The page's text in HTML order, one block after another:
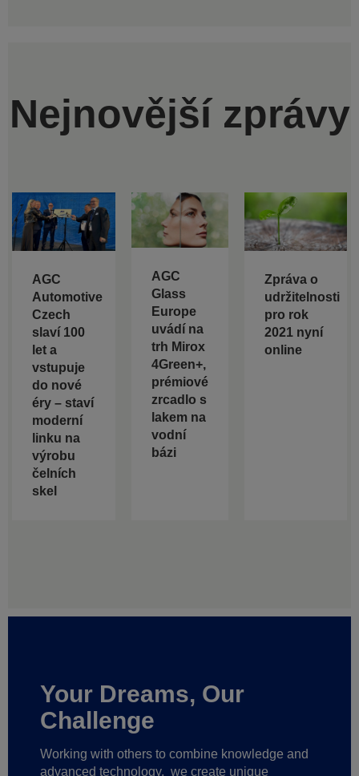
Nejnovější zprávy
AGC
Automotive
Czech
slaví 100
let a
vstupuje
do nové
éry – staví
moderní
linku na
výrobu
čelních
skel
AGC
Glass
Europe
uvádí na
trh Mirox
4Green+,
prémiové
zrcadlo s
lakem na
vodní
bázi
Zpráva o
udržitelnosti
pro rok
2021 nyní
online
Your Dreams, Our
Challenge
Working with others to combine knowledge and
advanced technology, we create unique